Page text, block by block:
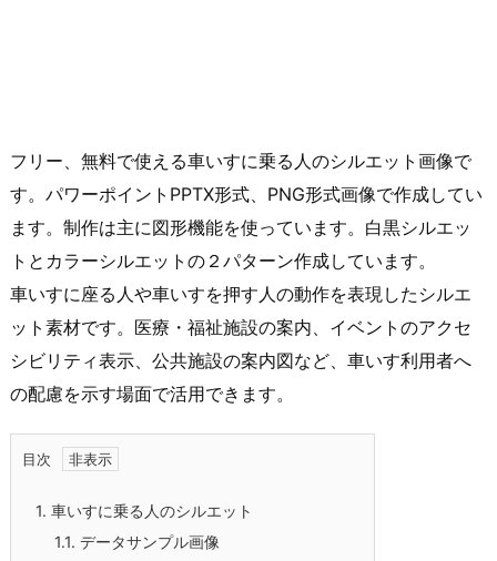
フリー、無料で使える車いすに乗る人のシルエット画像で
す。パワーポイントPPTX形式、PNG形式画像で作成してい
ます。制作は主に図形機能を使っています。白黒シルエッ
トとカラーシルエットの２パターン作成しています。
車いすに座る人や車いすを押す人の動作を表現したシルエ
ット素材です。医療・福祉施設の案内、イベントのアクセ
シビリティ表示、公共施設の案内図など、車いす利用者へ
の配慮を示す場面で活用できます。
目次
1. 車いすに乗る人のシルエット
1.1. データサンプル画像